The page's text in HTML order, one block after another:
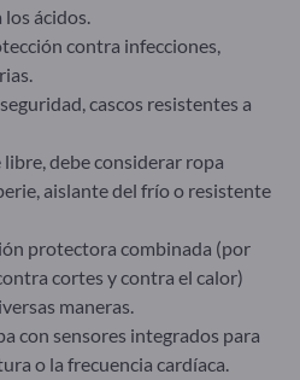
ácidos.
contra infecciones,
cascos resistentes a
debe considerar ropa
aislante del frío o resistente
protectora combinada (por
cortes y contra el calor)
maneras.
con sensores integrados para
o la frecuencia cardíaca.